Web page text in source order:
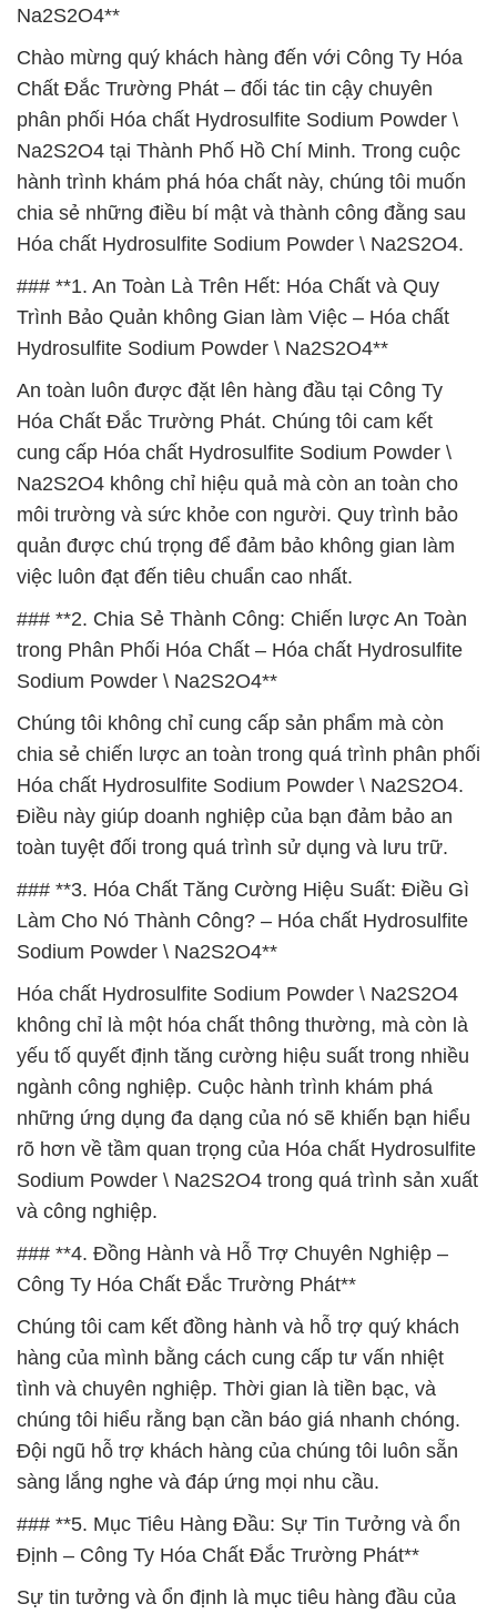
Na2S2O4**
Chào mừng quý khách hàng đến với Công Ty Hóa
Chất Đắc Trường Phát – đối tác tin cậy chuyên
phân phối Hóa chất Hydrosulfite Sodium Powder \
Na2S2O4 tại Thành Phố Hồ Chí Minh. Trong cuộc
hành trình khám phá hóa chất này, chúng tôi muốn
chia sẻ những điều bí mật và thành công đằng sau
Hóa chất Hydrosulfite Sodium Powder \ Na2S2O4.
### **1. An Toàn Là Trên Hết: Hóa Chất và Quy
Trình Bảo Quản không Gian làm Việc – Hóa chất
Hydrosulfite Sodium Powder \ Na2S2O4**
An toàn luôn được đặt lên hàng đầu tại Công Ty
Hóa Chất Đắc Trường Phát. Chúng tôi cam kết
cung cấp Hóa chất Hydrosulfite Sodium Powder \
Na2S2O4 không chỉ hiệu quả mà còn an toàn cho
môi trường và sức khỏe con người. Quy trình bảo
quản được chú trọng để đảm bảo không gian làm
việc luôn đạt đến tiêu chuẩn cao nhất.
### **2. Chia Sẻ Thành Công: Chiến lược An Toàn
trong Phân Phối Hóa Chất – Hóa chất Hydrosulfite
Sodium Powder \ Na2S2O4**
Chúng tôi không chỉ cung cấp sản phẩm mà còn
chia sẻ chiến lược an toàn trong quá trình phân phối
Hóa chất Hydrosulfite Sodium Powder \ Na2S2O4.
Điều này giúp doanh nghiệp của bạn đảm bảo an
toàn tuyệt đối trong quá trình sử dụng và lưu trữ.
### **3. Hóa Chất Tăng Cường Hiệu Suất: Điều Gì
Làm Cho Nó Thành Công? – Hóa chất Hydrosulfite
Sodium Powder \ Na2S2O4**
Hóa chất Hydrosulfite Sodium Powder \ Na2S2O4
không chỉ là một hóa chất thông thường, mà còn là
yếu tố quyết định tăng cường hiệu suất trong nhiều
ngành công nghiệp. Cuộc hành trình khám phá
những ứng dụng đa dạng của nó sẽ khiến bạn hiểu
rõ hơn về tầm quan trọng của Hóa chất Hydrosulfite
Sodium Powder \ Na2S2O4 trong quá trình sản xuất
và công nghiệp.
### **4. Đồng Hành và Hỗ Trợ Chuyên Nghiệp –
Công Ty Hóa Chất Đắc Trường Phát**
Chúng tôi cam kết đồng hành và hỗ trợ quý khách
hàng của mình bằng cách cung cấp tư vấn nhiệt
tình và chuyên nghiệp. Thời gian là tiền bạc, và
chúng tôi hiểu rằng bạn cần báo giá nhanh chóng.
Đội ngũ hỗ trợ khách hàng của chúng tôi luôn sẵn
sàng lắng nghe và đáp ứng mọi nhu cầu.
### **5. Mục Tiêu Hàng Đầu: Sự Tin Tưởng và ổn
Định – Công Ty Hóa Chất Đắc Trường Phát**
Sự tin tưởng và ổn định là mục tiêu hàng đầu của